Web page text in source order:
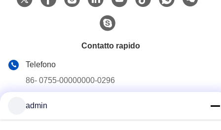
Contatto rapido
Telefono
86- 0755-00000000-0296
admin